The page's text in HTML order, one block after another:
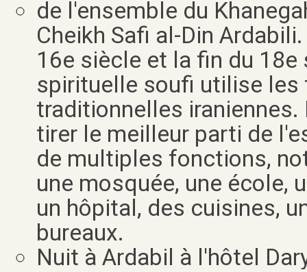
de l'ensemble du
Cheikh Safi al-Din
16e siècle et la fin du
spirituelle soufi utilise
traditionnelles
tirer le meilleur parti de
de multiples fonctions,
une mosquée, une école,
un hôpital, des cuisines,
bureaux.
Nuit à Ardabil à l'hôtel